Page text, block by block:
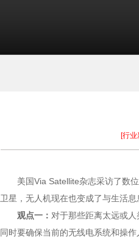
[行业
美国Via Satellite杂志采访了数
卫星，无人机现在也变成了与生活
观点一： 对于那些距离太远或
同时要确保当前的无线电系统和操